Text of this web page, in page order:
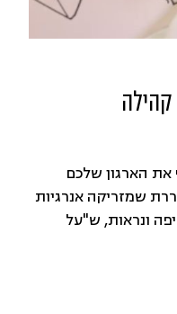
קהילה
את הארגון שלכם
שמזריקה אנרגיות
ונראות, ש"על